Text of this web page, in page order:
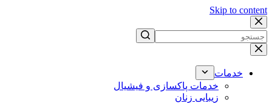
Skip to content
No
results
خدمات
خدمات پاکسازی و فیشیال
زیبایی زنان